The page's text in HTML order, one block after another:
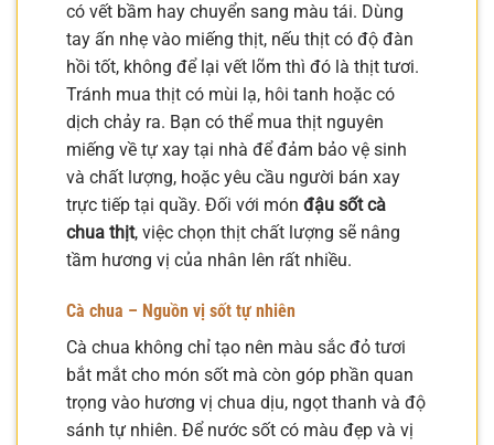
có vết bầm hay chuyển sang màu tái. Dùng
tay ấn nhẹ vào miếng thịt, nếu thịt có độ đàn
hồi tốt, không để lại vết lõm thì đó là thịt tươi.
Tránh mua thịt có mùi lạ, hôi tanh hoặc có
dịch chảy ra. Bạn có thể mua thịt nguyên
miếng về tự xay tại nhà để đảm bảo vệ sinh
và chất lượng, hoặc yêu cầu người bán xay
trực tiếp tại quầy. Đối với món đậu sốt cà
chua thịt, việc chọn thịt chất lượng sẽ nâng
tầm hương vị của nhân lên rất nhiều.
Cà chua – Nguồn vị sốt tự nhiên
Cà chua không chỉ tạo nên màu sắc đỏ tươi
bắt mắt cho món sốt mà còn góp phần quan
trọng vào hương vị chua dịu, ngọt thanh và độ
sánh tự nhiên. Để nước sốt có màu đẹp và vị